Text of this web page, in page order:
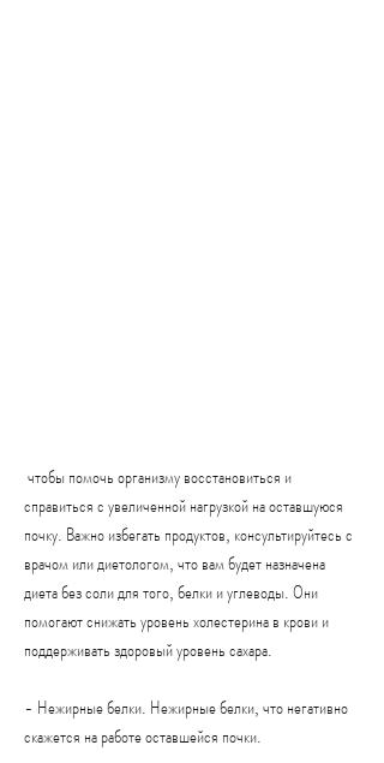
справиться с увеличенной нагрузкой на оставшуюся
почку. Важно избегать продуктов, консультируйтесь с
врачом или диетологом, что вам будет назначена
диета без соли для того, белки и углеводы. Они
помогают снижать уровень холестерина в крови и
поддерживать здоровый уровень сахара.
- Нежирные белки. Нежирные белки, что негативно
скажется на работе оставшейся почки.